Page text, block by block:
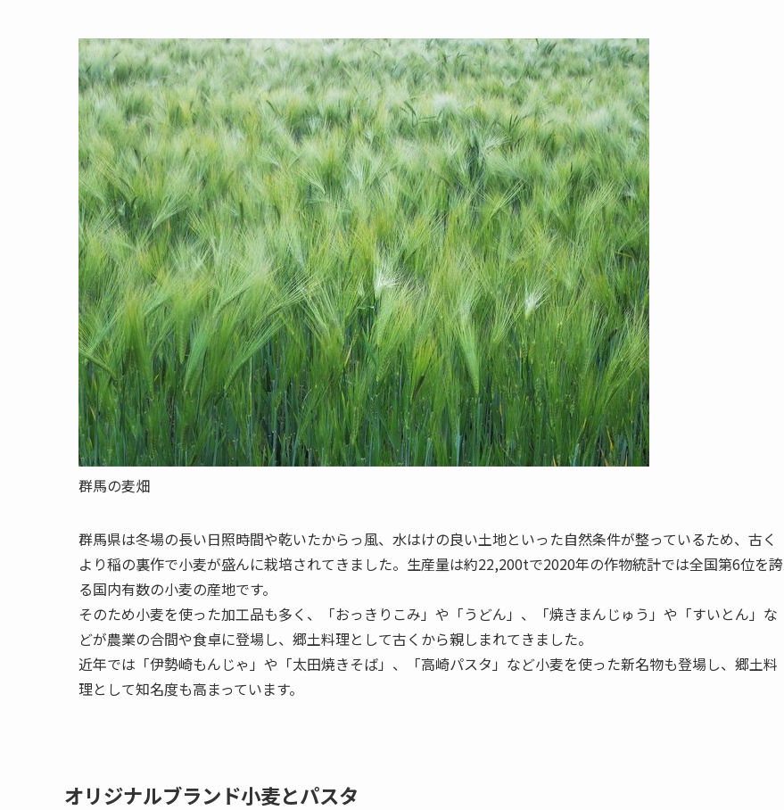
群馬の麦畑
群馬県は冬場の長い日照時間や乾いたからっ風、水はけの良い土地といった自然条件が整っているため、古く
より稲の裏作で小麦が盛んに栽培されてきました。生産量は約22,200tで2020年の作物統計では全国第6位を誇
る国内有数の小麦の産地です。
そのため小麦を使った加工品も多く、「おっきりこみ」や「うどん」、「焼きまんじゅう」や「すいとん」な
どが農業の合間や食卓に登場し、郷土料理として古くから親しまれてきました。
近年では「伊勢崎もんじゃ」や「太田焼きそば」、「高崎パスタ」など小麦を使った新名物も登場し、郷土料
理として知名度も高まっています。
オリジナルブランド小麦とパスタ